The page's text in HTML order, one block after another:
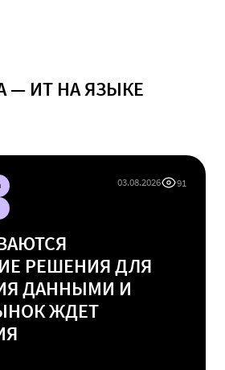
— ИТ НА ЯЗЫКЕ
03.08.2026 91
РЕШЕНИЯ ДЛЯ
ДАННЫМИ И
ЖДЕТ